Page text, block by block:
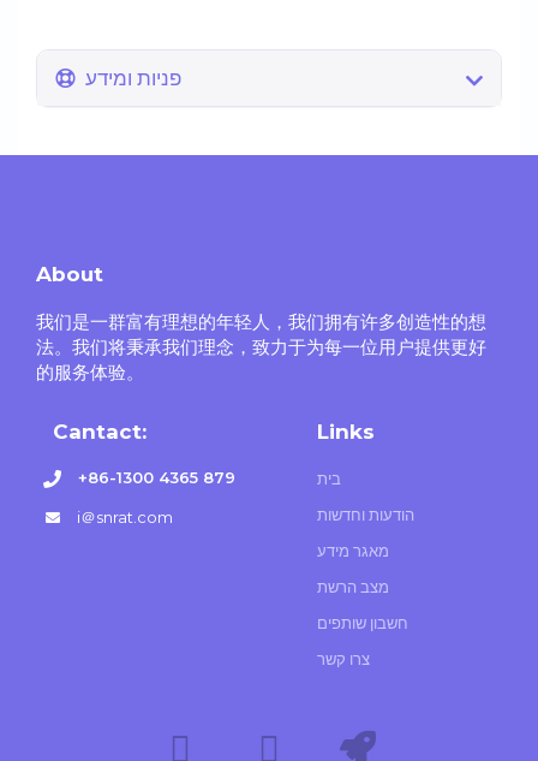
פניות ומידע
About
我们是一群富有理想的年轻人，我们拥有许多创造性的想
法。我们将秉承我们理念，致力于为每一位用户提供更好
的服务体验。
Cantact:
+86-1300 4365 879
i＠snrat.com
Links
בית
הודעות וחדשות
מאגר מידע
מצב הרשת
חשבון שותפים
צרו קשר